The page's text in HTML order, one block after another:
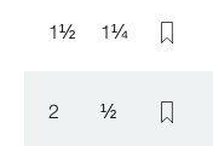
1½ 1¼
2 ½